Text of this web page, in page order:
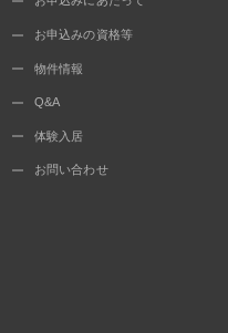
お申込みの資格等
物件情報
Q&A
体験入居
お問い合わせ